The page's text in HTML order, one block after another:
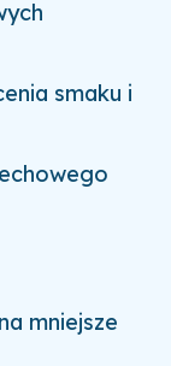
smaku i
mniejsze